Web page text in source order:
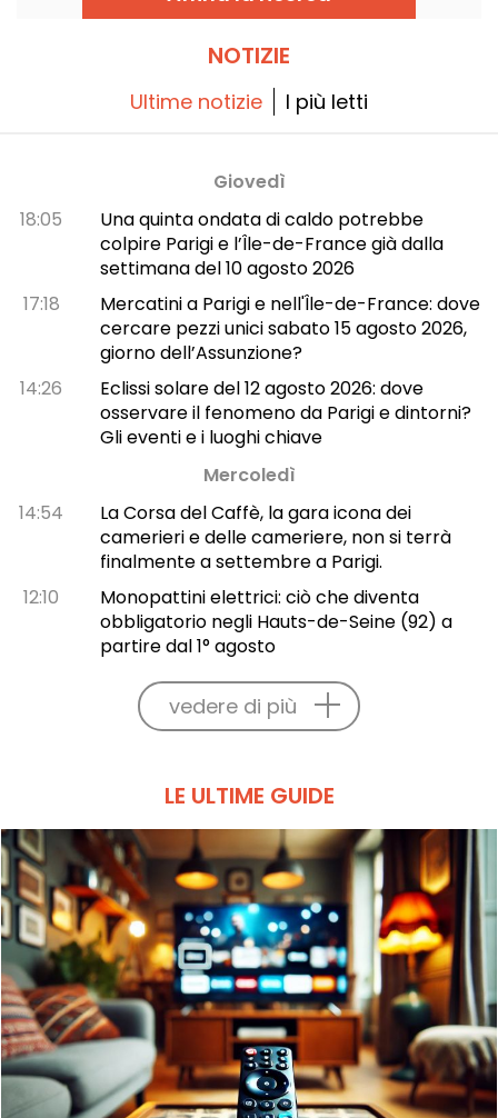
NOTIZIE
Ultime notizie I più letti
Giovedì
18:05
Una quinta ondata di caldo potrebbe
colpire Parigi e l’Île-de-France già dalla
settimana del 10 agosto 2026
17:18
Mercatini a Parigi e nell'Île-de-France: dove
cercare pezzi unici sabato 15 agosto 2026,
giorno dell’Assunzione?
14:26
Eclissi solare del 12 agosto 2026: dove
osservare il fenomeno da Parigi e dintorni?
Gli eventi e i luoghi chiave
Mercoledì
14:54
La Corsa del Caffè, la gara icona dei
camerieri e delle cameriere, non si terrà
finalmente a settembre a Parigi.
12:10
Monopattini elettrici: ciò che diventa
obbligatorio negli Hauts-de-Seine (92) a
partire dal 1° agosto
vedere di più
LE ULTIME GUIDE